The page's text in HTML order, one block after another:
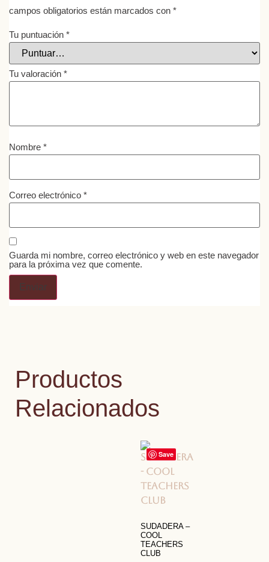
campos obligatorios están marcados con *
Tu puntuación *
Tu valoración *
Nombre *
Correo electrónico *
Guarda mi nombre, correo electrónico y web en este navegador
para la próxima vez que comente.
Productos
Relacionados
Save
SUDADERA –
COOL
TEACHERS
CLUB